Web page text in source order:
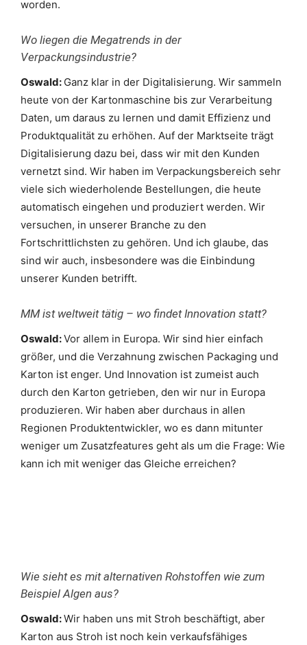
worden.
Wo liegen die Megatrends in der
Verpackungsindustrie?
Oswald: Ganz klar in der Digitalisierung. Wir sammeln
heute von der Kartonmaschine bis zur Verarbeitung
Daten, um daraus zu lernen und damit Effizienz und
Produktqualität zu erhöhen. Auf der Marktseite trägt
Digitalisierung dazu bei, dass wir mit den Kunden
vernetzt sind. Wir haben im Verpackungsbereich sehr
viele sich wiederholende Bestellungen, die heute
automatisch eingehen und produziert werden. Wir
versuchen, in unserer Branche zu den
Fortschrittlichsten zu gehören. Und ich glaube, das
sind wir auch, insbesondere was die Einbindung
unserer Kunden betrifft.
MM ist weltweit tätig – wo findet Innovation statt?
Oswald:Vor allem in Europa. Wir sind hier einfach
größer, und die Verzahnung zwischen Packaging und
Karton ist enger. Und Innovation ist zumeist auch
durch den Karton getrieben, den wir nur in Europa
produzieren. Wir haben aber durchaus in allen
Regionen Produktentwickler, wo es dann mitunter
weniger um Zusatzfeatures geht als um die Frage: Wie
kann ich mit weniger das Gleiche erreichen?
Wie sieht es mit alternativen Rohstoffen wie zum
Beispiel Algen aus?
Oswald:Wir haben uns mit Stroh beschäftigt, aber
Karton aus Stroh ist noch kein verkaufsfähiges